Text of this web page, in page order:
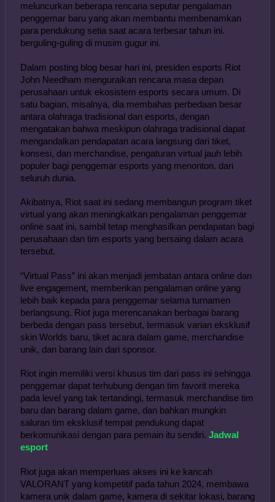
meluncurkan beberapa rencana seputar pengalaman
penggemar baru yang akan membantu membenamkan
para pendukung setia saat acara terbesar tahun ini.
berguling-guling di musim gugur ini.
Dalam posting blog besar hari ini, presiden esports Riot
John Needham menguraikan rencana masa depan
perusahaan untuk ekosistem esports secara umum. Di
satu bagian, misalnya, dia membahas perbedaan besar
antara olahraga tradisional dan esports, dengan
mengatakan bahwa meskipun olahraga tradisional dapat
mengandalkan pendapatan acara langsung dari tiket,
konsesi, dan merchandise, pengaturan virtual jauh lebih
populer bagi penggemar esports yang menonton. dari
seluruh dunia.
Akibatnya, Riot saat ini sedang membangun program tiket
virtual yang akan meningkatkan pengalaman penggemar
online saat ini, sambil tetap menghasilkan pendapatan bagi
perusahaan dan tim esports yang bersaing dalam acara
tersebut.
“Virtual Pass” ini akan menjadi jembatan antara online dan
live engagement, memberikan pengalaman online yang
lebih baik kepada para penggemar selama turnamen
berlangsung. Riot juga merencanakan berbagai barang
berbeda dengan pass tersebut, termasuk varian eksklusif
skin Worlds baru, tiket acara dalam game, merchandise
unik, dan barang lain dari sponsor.
Riot ingin memiliki versi khusus tim dari pass ini sehingga
penggemar dapat terhubung dengan tim favorit mereka
pada level yang tak tertandingi, termasuk merchandise tim
baru dan barang dalam game, dan bahkan mungkin
saluran tim eksklusif tempat pendukung dapat
berkomunikasi dengan para pemain itu sendiri. Jadwal
esport
Riot juga akan memperluas akses ini ke kancah
VALORANT yang kompetitif pada tahun 2024, membawa
kamera unik dalam game, kamera di sekitar lokasi, barang